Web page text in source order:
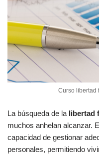
Curso libertad
La búsqueda de la libertad
muchos anhelan alcanzar.
capacidad de gestionar
personales, permitiendo